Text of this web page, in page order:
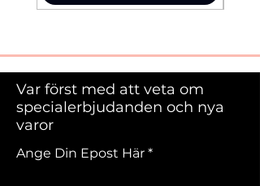
Var först med att veta om
specialerbjudanden och nya
varor
Ange Din Epost Här